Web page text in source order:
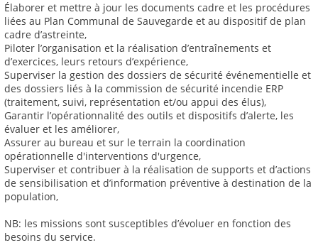
Élaborer et mettre à jour les documents cadre et les procédures
liées au Plan Communal de Sauvegarde et au dispositif de plan
cadre d’astreinte,
Piloter l’organisation et la réalisation d’entraînements et
d’exercices, leurs retours d’expérience,
Superviser la gestion des dossiers de sécurité événementielle et
des dossiers liés à la commission de sécurité incendie ERP
(traitement, suivi, représentation et/ou appui des élus),
Garantir l’opérationnalité des outils et dispositifs d’alerte, les
évaluer et les améliorer,
Assurer au bureau et sur le terrain la coordination
opérationnelle d'interventions d'urgence,
Superviser et contribuer à la réalisation de supports et d’actions
de sensibilisation et d’information préventive à destination de la
population,
NB: les missions sont susceptibles d’évoluer en fonction des
besoins du service.